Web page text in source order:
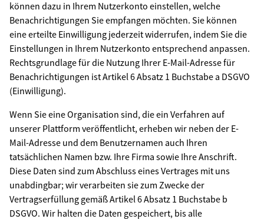
können dazu in Ihrem Nutzerkonto einstellen, welche
Benachrichtigungen Sie empfangen möchten. Sie können
eine erteilte Einwilligung jederzeit widerrufen, indem Sie die
Einstellungen in Ihrem Nutzerkonto entsprechend anpassen.
Rechtsgrundlage für die Nutzung Ihrer E-Mail-Adresse für
Benachrichtigungen ist Artikel 6 Absatz 1 Buchstabe a DSGVO
(Einwilligung).
Wenn Sie eine Organisation sind, die ein Verfahren auf
unserer Plattform veröffentlicht, erheben wir neben der E-
Mail-Adresse und dem Benutzernamen auch Ihren
tatsächlichen Namen bzw. Ihre Firma sowie Ihre Anschrift.
Diese Daten sind zum Abschluss eines Vertrages mit uns
unabdingbar; wir verarbeiten sie zum Zwecke der
Vertragserfüllung gemäß Artikel 6 Absatz 1 Buchstabe b
DSGVO. Wir halten die Daten gespeichert, bis alle